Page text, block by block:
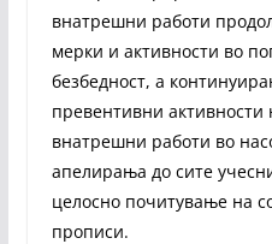
внатрешни работи
мерки и активности во
безбедност, а
превентивни активности
внатрешни работи во
апелирања до сите
целосно почитување на
прописи.